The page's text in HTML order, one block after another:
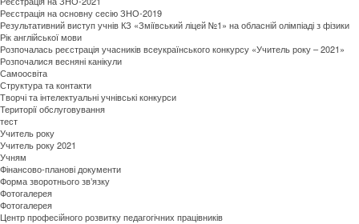
Реєстрація на основну сесію ЗНО-2019
Результативний виступ учнів КЗ «Зміївський ліцей №1» на обласній олімпіаді з фізики
Рік англійської мови
Розпочалась реєстрація учасників всеукраїнського конкурсу «Учитель року – 2021»
Розпочалися весняні канікули
Самоосвіта
Структура та контакти
Творчі та інтелектуальні учнівські конкурси
Території обслуговування
тест
Учитель року
Учитель року 2021
Учням
Фінансово-планові документи
Форма зворотнього зв’язку
Фотогалерея
Фотогалерея
Центр професійного розвитку педагогічних працівників